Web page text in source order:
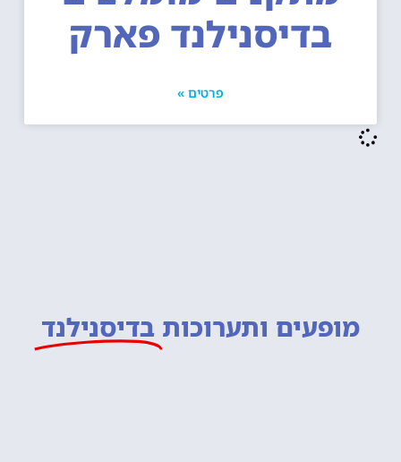
בדיסנילנד פארק
פרטים »
מופעים ותערוכות בדיסנילנד